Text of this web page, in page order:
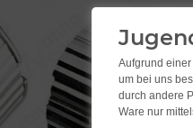
Aufgrund
um bei uns
durch andere
Ware nur